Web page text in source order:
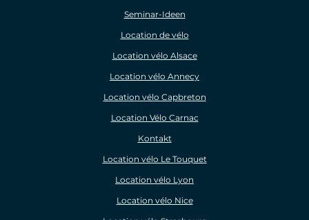
Seminar-Ideen
Location de vélo
Location vélo Alsace
Location vélo Annecy
Location vélo Capbreton
Location Vélo Carnac
Kontakt
Location vélo Le Touquet
Location vélo Lyon
Location vélo Nice